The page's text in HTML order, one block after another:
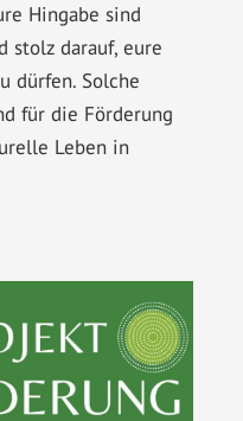
Hingabe sind
stolz darauf, eure
dürfen. Solche
für die Förderung
Leben in